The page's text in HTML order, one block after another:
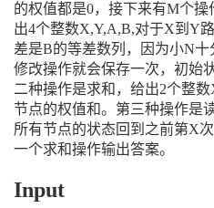
的权值都是0，接下来有M个
出4个整数X,Y,A,B,对于X到Y
差是B的等差数列，因为小N
修改操作就会保存一次，初始
二种操作是求和，给出2个整
节点的权值和。第三种操作是
所有节点的状态回到之前第X
一个求和操作输出答案。
Input